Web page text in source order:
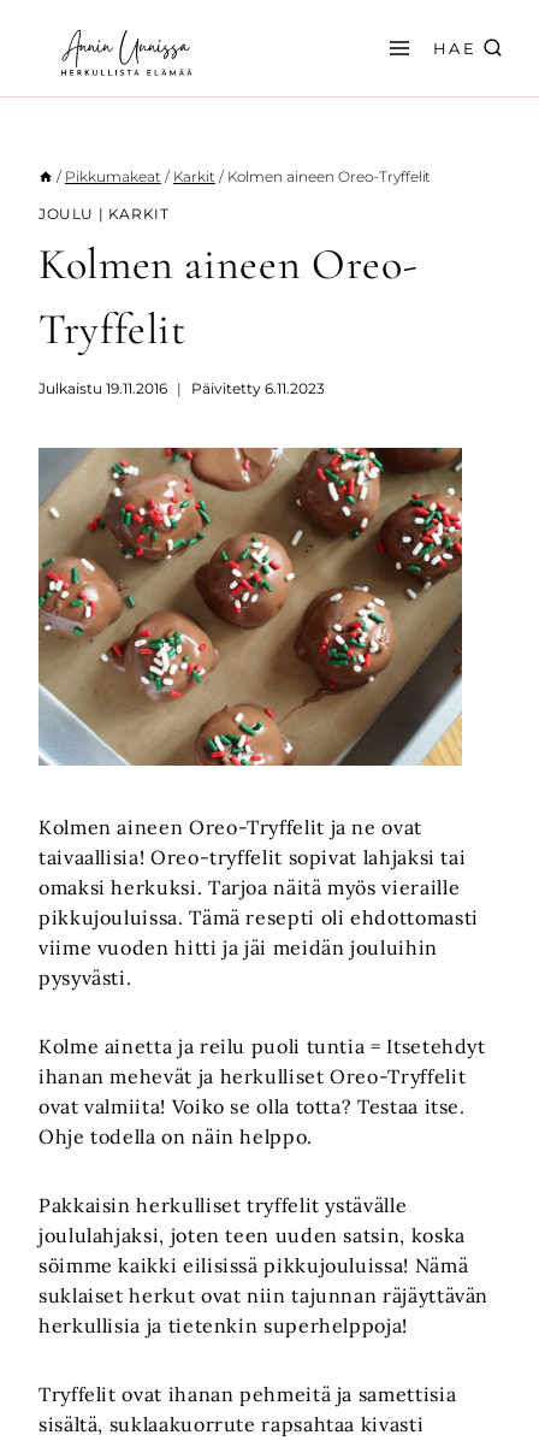
sisältöön
HAE
/ Pikkumakeat / Karkit / Kolmen aineen Oreo-Tryffelit
JOULU | KARKIT
Kolmen aineen Oreo-
Tryffelit
Julkaistu 19.11.2016 Päivitetty 6.11.2023
Kolmen aineen Oreo-Tryffelit ja ne ovat
taivaallisia! Oreo-tryffelit sopivat lahjaksi tai
omaksi herkuksi. Tarjoa näitä myös vieraille
pikkujouluissa. Tämä resepti oli ehdottomasti
viime vuoden hitti ja jäi meidän jouluihin
pysyvästi.
Kolme ainetta ja reilu puoli tuntia = Itsetehdyt
ihanan mehevät ja herkulliset Oreo-Tryffelit
ovat valmiita! Voiko se olla totta? Testaa itse.
Ohje todella on näin helppo.
Pakkaisin herkulliset tryffelit ystävälle
joululahjaksi, joten teen uuden satsin, koska
söimme kaikki eilisissä pikkujouluissa! Nämä
suklaiset herkut ovat niin tajunnan räjäyttävän
herkullisia ja tietenkin superhelppoja!
Tryffelit ovat ihanan pehmeitä ja samettisia
sisältä, suklaakuorrute rapsahtaa kivasti